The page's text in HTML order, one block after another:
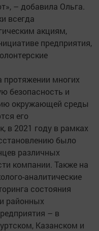
– добавила Ольга.
всегда
акциям,
предприятия,
многих
безопасность и
окружающей среды
его
в 2021 году в рамках
было
различных
компании. Также на
аналитические
состояния
районных
– в
Казанском и